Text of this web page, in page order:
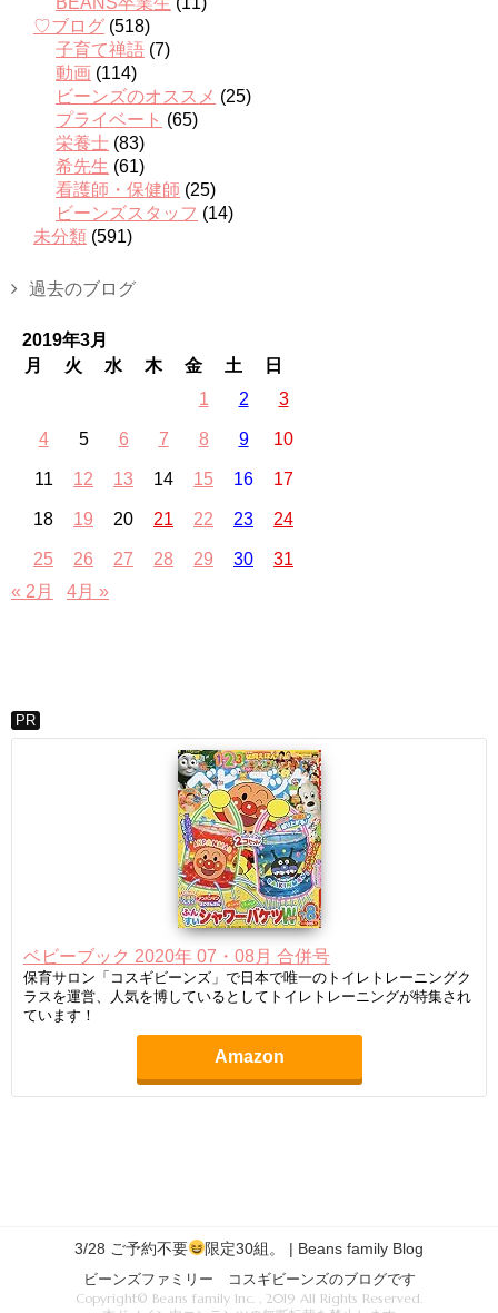
♡ブログ (518)
子育て禅語 (7)
動画 (114)
ビーンズのオススメ (25)
プライベート (65)
栄養士 (83)
希先生 (61)
看護師・保健師 (25)
ビーンズスタッフ (14)
未分類 (591)
過去のブログ
2019年3月
月
火 水 木 金 土
日
1
2 3
4 5 6 7 8 9 10
11 12 13 14 15 16 17
18 19 20 21 22 23 24
25 26 27 28 29 30
31
« 2月
4月 »
PR
ベビーブック 2020年 07・08月 合併号
保育サロン「コスギビーンズ」で日本で唯一のトイレトレーニングク
ラスを運営、人気を博しているとしてトイレトレーニングが特集され
ています！
Amazon
3/28 ご予約不要 限定30組。 | Beans family Blog
ビーンズファミリー コスギビーンズのブログです
Copyright© Beans family Inc. , 2019 All Rights Reserved.